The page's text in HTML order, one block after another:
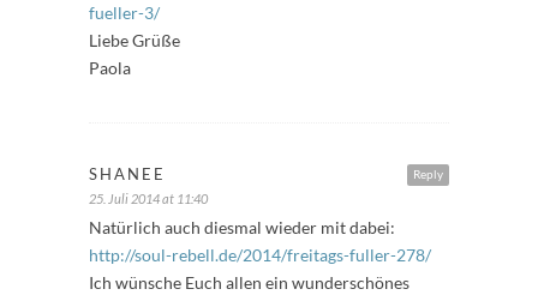
fueller-3/
Liebe Grüße
Paola
Reply
SHANEE
25. Juli 2014 at 11:40
Natürlich auch diesmal wieder mit dabei:
http://soul-rebell.de/2014/freitags-fuller-278/
Ich wünsche Euch allen ein wunderschönes